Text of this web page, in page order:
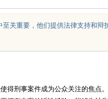
至关重要，他们提供法律支持和
得刑事案件成为公众关注的焦点
究竟藏着哪些行业秘诀？